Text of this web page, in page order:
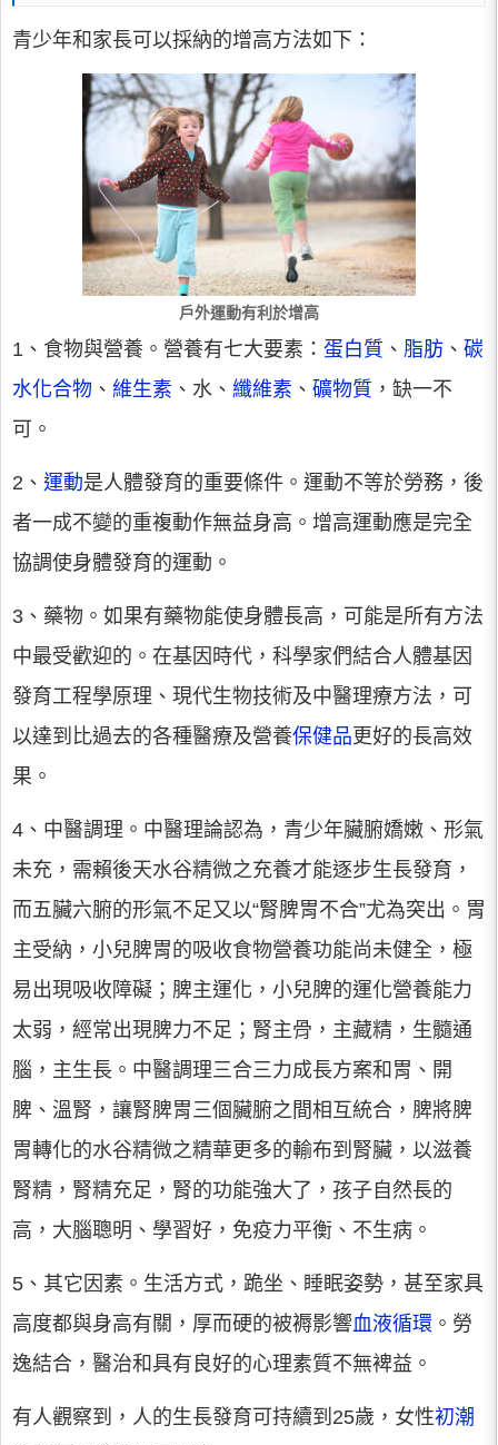
青少年和家長可以採納的增高方法如下：
戶外運動有利於增高
1、食物與營養。營養有七大要素： 蛋白質 、 脂肪 、 碳
水化合物 、 維生素 、水、 纖維素 、 礦物質 ，缺一不
可。
2、 運動是人體發育的重要條件。運動不等於勞務，後
者一成不變的重複動作無益身高。增高運動應是完全
協調使身體發育的運動。
3、藥物。如果有藥物能使身體長高，可能是所有方法
中最受歡迎的。在基因時代，科學家們結合人體基因
發育工程學原理、現代生物技術及中醫理療方法，可
以達到比過去的各種醫療及營養保健品更好的長高效
果。
4、中醫調理。中醫理論認為，青少年臟腑嬌嫩、形氣
未充，需賴後天水谷精微之充養才能逐步生長發育，
而五臟六腑的形氣不足又以“腎脾胃不合”尤為突出。胃
主受納，小兒脾胃的吸收食物營養功能尚未健全，極
易出現吸收障礙；脾主運化，小兒脾的運化營養能力
太弱，經常出現脾力不足；腎主骨，主藏精，生髓通
腦，主生長。中醫調理三合三力成長方案和胃、開
脾、溫腎，讓腎脾胃三個臟腑之間相互統合，脾將脾
胃轉化的水谷精微之精華更多的輸布到腎臟，以滋養
腎精，腎精充足，腎的功能強大了，孩子自然長的
高，大腦聰明、學習好，免疫力平衡、不生病。
5、其它因素。生活方式，跪坐、睡眠姿勢，甚至家具
高度都與身高有關，厚而硬的被褥影響血液循環 。勞
逸結合，醫治和具有良好的心理素質不無裨益。
有人觀察到，人的生長發育可持續到25歲，女性初潮